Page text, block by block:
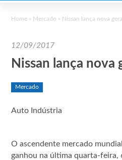
Home » Mercado » Nissan lança nova
12/09/2017
Nissan lança nova
Mercado
Auto Indústria
O ascendente mercado
ganhou na última quarta-